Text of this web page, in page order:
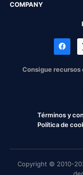
COMPANY
Consigue
Términos y
Política de
Copyright © 2010-